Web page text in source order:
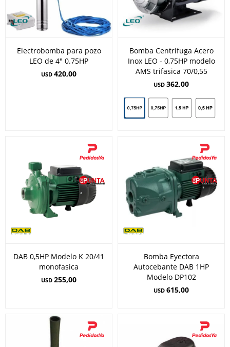
Electrobomba para pozo
LEO de 4" 0.75HP
USD 420,00
Bomba Centrifuga Acero
Inox LEO - 0,75HP modelo
AMS trifasica 70/0,55
USD 362,00
DAB 0,5HP Modelo K 20/41
monofasica
USD 255,00
Bomba Eyectora
Autocebante DAB 1HP
Modelo DP102
USD 615,00